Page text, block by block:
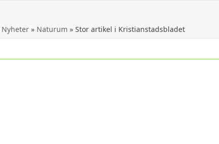
Nyheter» Naturum » Stor artikel i Kristianstadsbladet